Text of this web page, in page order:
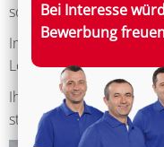
sowie Fachwissen und
Im Fokus stehen
Lösungen sowie
Ihr Vertrauen, ihr
stehen bei uns an